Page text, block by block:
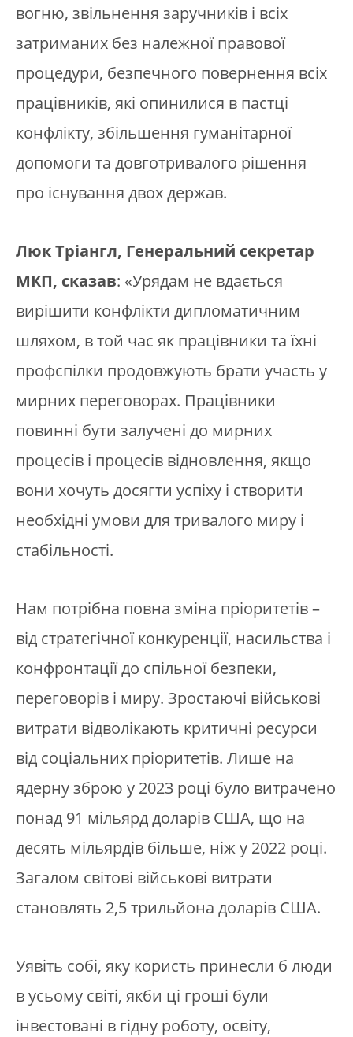
вогню, звільнення заручників і всіх
затриманих без належної правової
процедури, безпечного повернення всіх
працівників, які опинилися в пастці
конфлікту, збільшення гуманітарної
допомоги та довготривалого рішення
про існування двох держав.
Люк Тріангл, Генеральний секретар
МКП, сказав: «Урядам не вдається
вирішити конфлікти дипломатичним
шляхом, в той час як працівники та їхні
профспілки продовжують брати участь у
мирних переговорах. Працівники
повинні бути залучені до мирних
процесів і процесів відновлення, якщо
вони хочуть досягти успіху і створити
необхідні умови для тривалого миру і
стабільності.
Нам потрібна повна зміна пріоритетів –
від стратегічної конкуренції, насильства і
конфронтації до спільної безпеки,
переговорів і миру. Зростаючі військові
витрати відволікають критичні ресурси
від соціальних пріоритетів. Лише на
ядерну зброю у 2023 році було витрачено
понад 91 мільярд доларів США, що на
десять мільярдів більше, ніж у 2022 році.
Загалом світові військові витрати
становлять 2,5 трильйона доларів США.
Уявіть собі, яку користь принесли б люди
в усьому світі, якби ці гроші були
інвестовані в гідну роботу, освіту,